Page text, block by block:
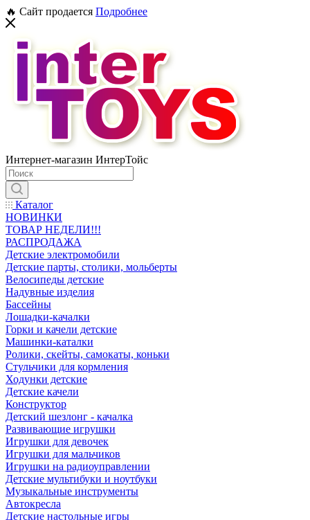
🔥 Сайт продается Подробнее
Интернет-магазин ИнтерТойс
Каталог
НОВИНКИ
ТОВАР НЕДЕЛИ!!!
РАСПРОДАЖА
Детские электромобили
Детские парты, столики, мольберты
Велосипеды детские
Надувные изделия
Бассейны
Лошадки-качалки
Горки и качели детские
Машинки-каталки
Ролики, скейты, самокаты, коньки
Стульчики для кормления
Ходунки детские
Детские качели
Конструктор
Детский шезлонг - качалка
Развивающие игрушки
Игрушки для девочек
Игрушки для мальчиков
Игрушки на радиоуправлении
Детские мультибуки и ноутбуки
Музыкальные инструменты
Автокресла
Детские настольные игры